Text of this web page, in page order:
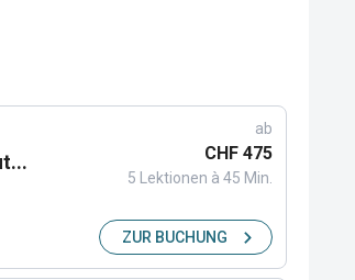
ab
CHF 475
5 Lektionen à 45 Min.
ZUR BUCHUNG